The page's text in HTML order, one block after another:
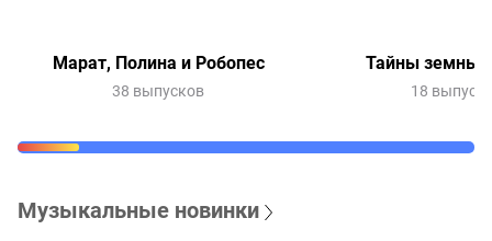
Марат, Полина и Робопес
38 выпусков
Тайны земных
18
Музыкальные новинки